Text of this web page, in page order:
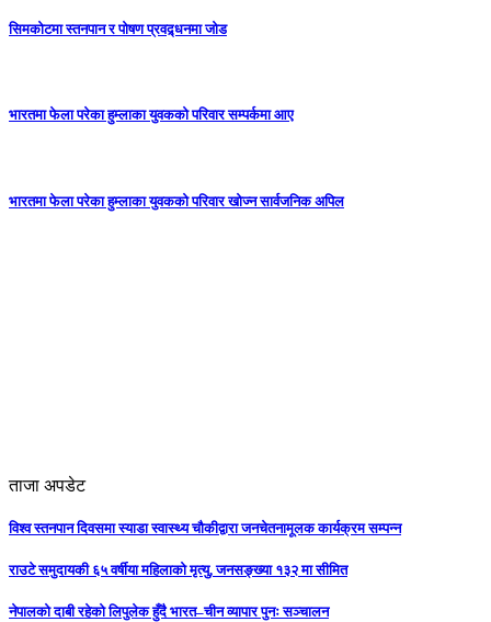
सिमकोटमा स्तनपान र पोषण प्रवद्र्धनमा जोड
भारतमा फेला परेका हुम्लाका युवकको परिवार सम्पर्कमा आए
भारतमा फेला परेका हुम्लाका युवकको परिवार खोज्न सार्वजनिक अपिल
ताजा अपडेट
विश्व स्तनपान दिवसमा स्याडा स्वास्थ्य चौकीद्वारा जनचेतनामूलक कार्यक्रम सम्पन्न
राउटे समुदायकी ६५ वर्षीया महिलाको मृत्यु, जनसङ्ख्या १३२ मा सीमित
नेपालको दाबी रहेको लिपुलेक हुँदै भारत–चीन व्यापार पुनः सञ्चालन